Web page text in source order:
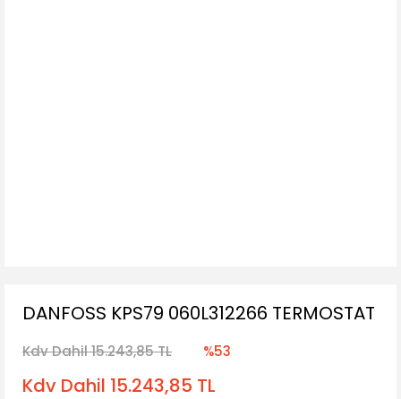
DANFOSS KPS79 060L312266 TERMOSTAT
Kdv Dahil 15.243,85 TL %53
Kdv Dahil 15.243,85 TL